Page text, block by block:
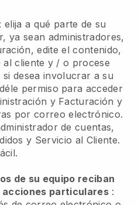
: elija a qué parte de su
ya sean administradores,
edite el contenido,
al cliente y / o procese
desea involucrar a su
permiso para acceder
y Facturación y
por correo electrónico.
de cuentas,
y Servicio al Cliente.
de su equipo reciban
particulares: